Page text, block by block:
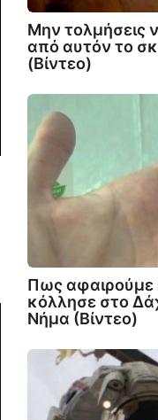
Μην τολμήσεις
από αυτόν το
(Βίντεο)
Πως αφαιρούμε
κόλλησε στο
Νήμα (Βίντεο)